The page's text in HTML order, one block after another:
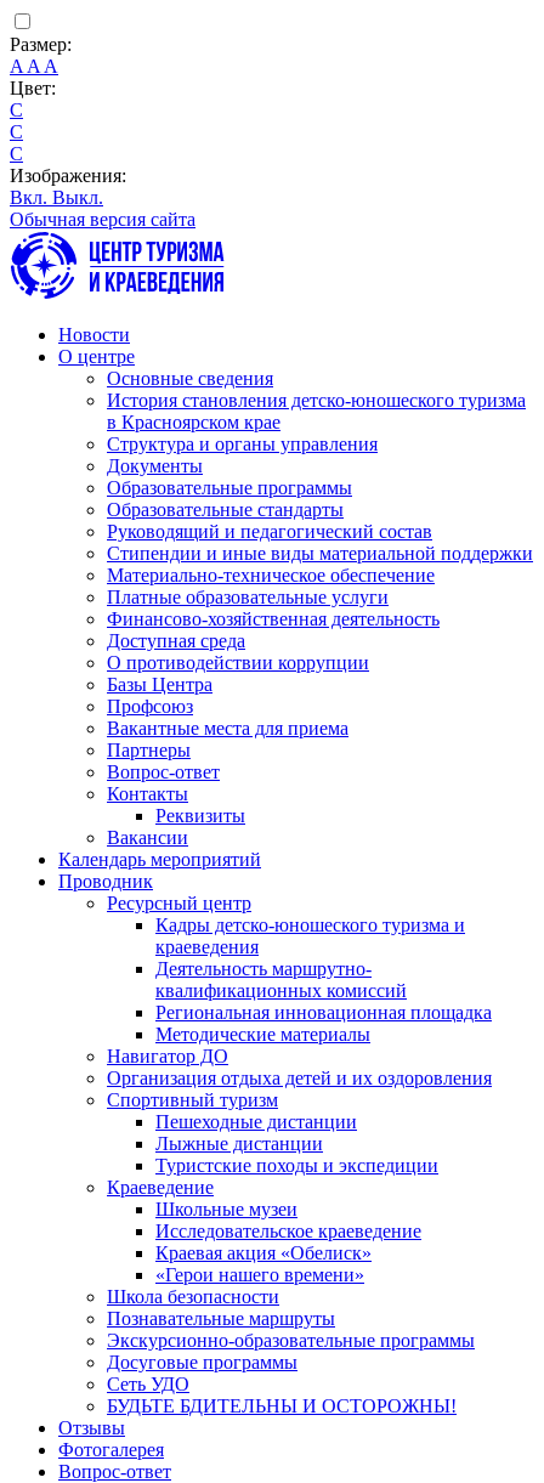
Размер:
A A A
Цвет:
C
C
C
Изображения:
Вкл. Выкл.
Обычная версия сайта
Новости
О центре
Основные сведения
История становления детско-юношеского туризма
в Красноярском крае
Структура и органы управления
Документы
Образовательные программы
Образовательные стандарты
Руководящий и педагогический состав
Стипендии и иные виды материальной поддержки
Материально-техническое обеспечение
Платные образовательные услуги
Финансово-хозяйственная деятельность
Доступная среда
О противодействии коррупции
Базы Центра
Профсоюз
Вакантные места для приема
Партнеры
Вопрос-ответ
Контакты
Реквизиты
Вакансии
Календарь мероприятий
Проводник
Ресурсный центр
Кадры детско-юношеского туризма и
краеведения
Деятельность маршрутно-
квалификационных комиссий
Региональная инновационная площадка
Методические материалы
Навигатор ДО
Организация отдыха детей и их оздоровления
Спортивный туризм
Пешеходные дистанции
Лыжные дистанции
Туристские походы и экспедиции
Краеведение
Школьные музеи
Исследовательское краеведение
Краевая акция «Обелиск»
«Герои нашего времени»
Школа безопасности
Познавательные маршруты
Экскурсионно-образовательные программы
Досуговые программы
Сеть УДО
БУДЬТЕ БДИТЕЛЬНЫ И ОСТОРОЖНЫ!
Отзывы
Фотогалерея
Вопрос-ответ